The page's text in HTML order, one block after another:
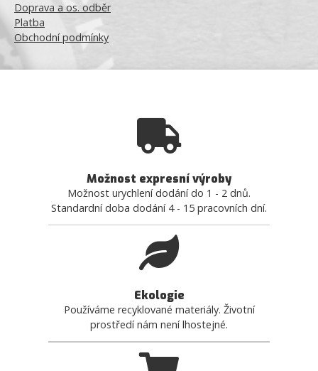
Doprava a os. odběr
Platba
Obchodní podmínky
Možnost expresní výroby
Možnost urychlení dodání do 1 - 2 dnů.
Standardní doba dodání 4 - 15 pracovních dní.
Ekologie
Používáme recyklované materiály. Životní
prostředí nám není lhostejné.